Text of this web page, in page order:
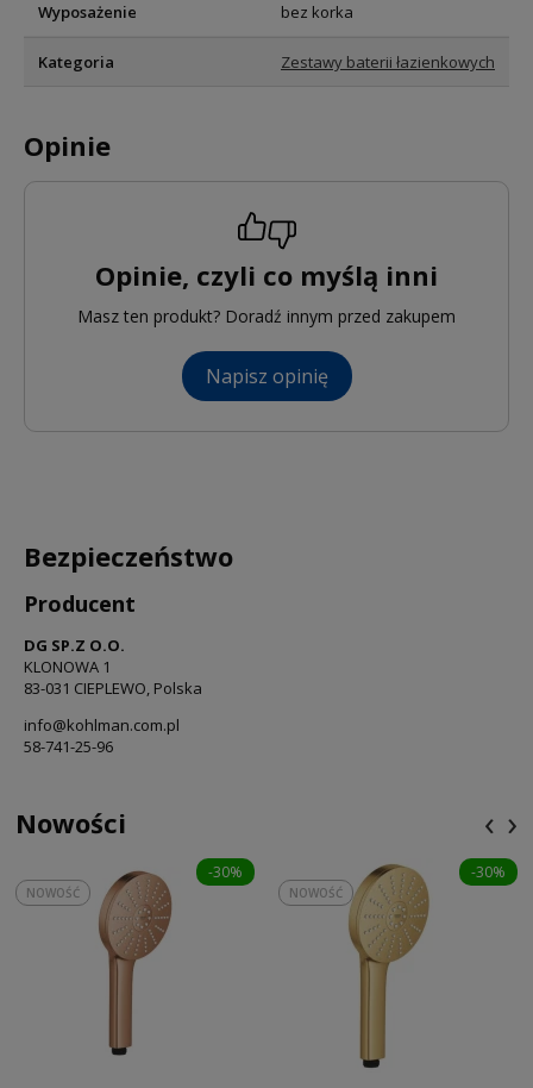
Wyposażenie bez korka
Kategoria Zestawy baterii łazienkowych
Opinie
Opinie, czyli co myślą inni
Masz ten produkt? Doradź innym przed zakupem
Napisz opinię
Bezpieczeństwo
Producent
DG SP.Z O.O.
KLONOWA 1
83-031 CIEPLEWO, Polska
info@kohlman.com.pl
58-741-25-96
Nowości
-30%
NOWOŚĆ
-30%
NOWOŚĆ
‹ ›